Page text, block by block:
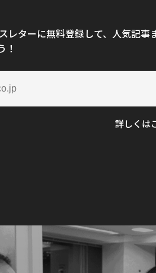
レターに無料登録して、人気記事
！
詳しくは